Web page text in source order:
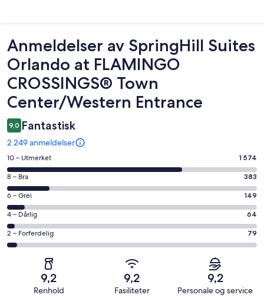
Anmeldelser
Anmeldelser av SpringHill Suites
Orlando at FLAMINGO
CROSSINGS® Town
Center/Western Entrance
9,0 Fantastisk
2 249 anmeldelser
Rangering
på
10
−
Utmerket.
1574
av
totalt
anmeldelser.
10 – Utmerket 1 574
Rangering
på
8
−
Bra.
383
anmeldelser.
8 – Bra 383
Rangering
på
6
−
Grei.
6 – Grei 149
Rangering
på
4
4 – Dårlig 64
Rangering
på
Forferdelig.
2 – Forferdelig 79
9,2
Renhold
9,2
Fasiliteter
9,2
Personale og service